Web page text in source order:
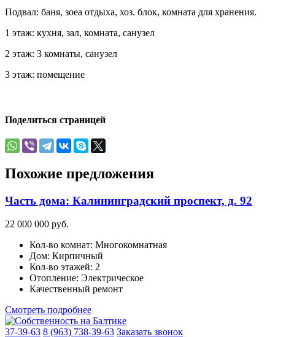
Подвал: баня, зоеа отдыха, хоз. блок, комната для хранения.
1 этаж: кухня, зал, комната, санузел
2 этаж: 3 комнаты, санузел
3 этаж: помещение
Поделиться страницей
Похожие предложения
Часть дома: Калининградский проспект, д. 92
22 000 000 руб.
Кол-во комнат: Многокомнатная
Дом: Кирпичный
Кол-во этажей: 2
Отопление: Электрическое
Качественный ремонт
Смотреть подробнее
37-39-63 8 (963) 738-39-63 Заказать звонок